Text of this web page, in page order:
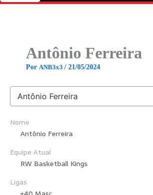
Antônio Ferreira
Por ANB3x3 / 21/05/2024
Nome
Antônio Ferreira
Equipe Atual
RW Basketball Kings
Ligas